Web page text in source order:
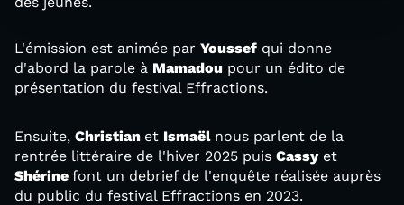
L'émission est animée par Youssef qui donne
d'abord la parole à Mamadou pour un édito de
présentation du festival Effractions.
Ensuite, Christian et Ismaëlnous parlent de la
rentrée littéraire de l'hiver 2025 puis Cassyet
Shérine font un debrief de l'enquête réalisée auprès
du public du festival Effractions en 2023.